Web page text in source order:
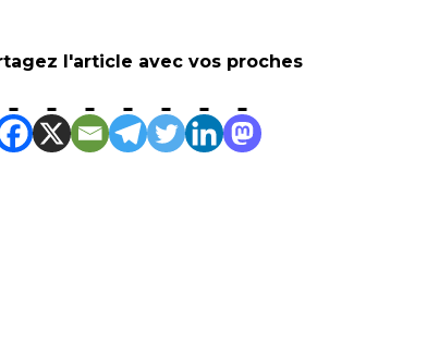
l'article avec vos proches